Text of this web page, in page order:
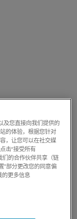
及您直接向我们提供的
的体验，根据您针对
，让您可以在社交媒
击“接受所有
们的合作伙伴共享（链
”部分更改您的同意偏
的更多信息